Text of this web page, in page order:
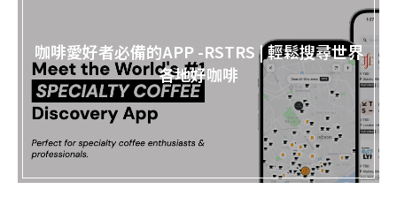
咖啡愛好者必備的APP -RSTRS | 輕鬆搜尋世界
各地好咖啡